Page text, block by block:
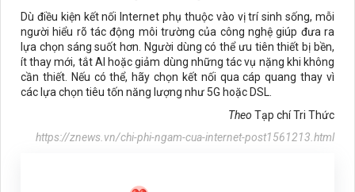
Dù điều kiện kết nối Internet phụ thuộc vào vị trí sinh sống, mỗi
người hiểu rõ tác động môi trường của công nghệ giúp đưa ra
lựa chọn sáng suốt hơn. Người dùng có thể ưu tiên thiết bị bền,
ít thay mới, tắt AI hoặc giảm dùng những tác vụ nặng khi không
cần thiết. Nếu có thể, hãy chọn kết nối qua cáp quang thay vì
các lựa chọn tiêu tốn năng lượng như 5G hoặc DSL.
Theo Tạp chí Tri Thức
https://znews.vn/chi-phi-ngam-cua-internet-post1561213.html